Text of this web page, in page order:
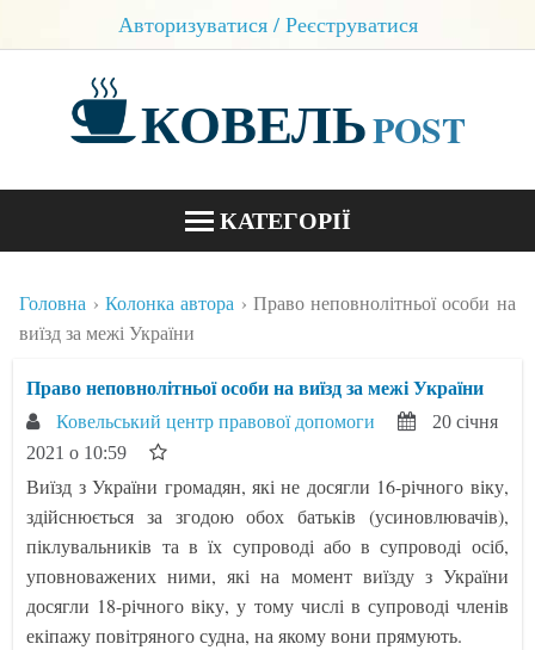
Авторизуватися / Реєструватися
КОВЕЛЬPOST
КАТЕГОРІЇ
КОНТАКТИ
Головна Колонка автора
Право неповнолітньої особи на
виїзд за межі України
Право неповнолітньої особи на виїзд за межі України
Ковельський центр правової допомоги
20 січня
2021 о 10:59
Виїзд з України громадян, які не досягли 16-річного віку,
здійснюється за згодою обох батьків (усиновлювачів),
піклувальників та в їх супроводі або в супроводі осіб,
уповноважених ними, які на момент виїзду з України
досягли 18-річного віку, у тому числі в супроводі членів
екіпажу повітряного судна, на якому вони прямують.